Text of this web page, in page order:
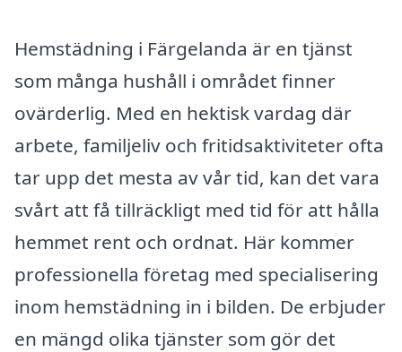
Hemstädning i Färgelanda är en tjänst
som många hushåll i området finner
ovärderlig. Med en hektisk vardag där
arbete, familjeliv och fritidsaktiviteter ofta
tar upp det mesta av vår tid, kan det vara
svårt att få tillräckligt med tid för att hålla
hemmet rent och ordnat. Här kommer
professionella företag med specialisering
inom hemstädning in i bilden. De erbjuder
en mängd olika tjänster som gör det